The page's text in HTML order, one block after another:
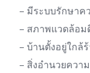
– มีระบบรักษาค
– สภาพแวดล้อม
– บ้านตั้งอยู่ใกล้
– สิ่งอำนวยควา